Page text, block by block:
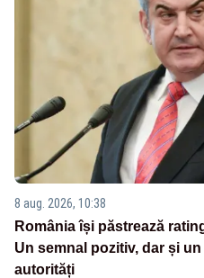
8 aug. 2026, 10:38
România își păstrează
Un semnal pozitiv, dar și
autorități